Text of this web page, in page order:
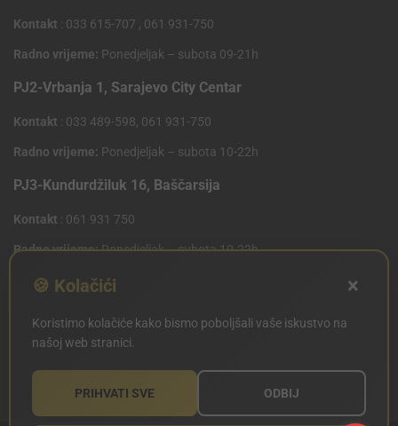
Kontakt : 033 615-707 , 061 931-750
Radno vrijeme: Ponedjeljak – subota 09-21h
PJ2-Vrbanja 1, Sarajevo City Centar
Kontakt : 033 489-598, 061 931-750
Radno vrijeme: Ponedjeljak – subota 10-22h
PJ3-Kundurdžiluk 16, Baščarsija
Kontakt : 061 931 750
Radno vrijeme:Ponedjeljak – subota 10-22h
PJ4 West Gate,Mostarsko raskrsce 10 (Penny Plus
Kontakt: 061 931 750
Radno vrijeme:Ponedjeljak – subota 09-21h
🍪 Kolačići ×
Koristimo kolačiće kako bismo poboljšali vaše iskustvo na
našoj web stranici.
PRIHVATI SVE ODBIJ